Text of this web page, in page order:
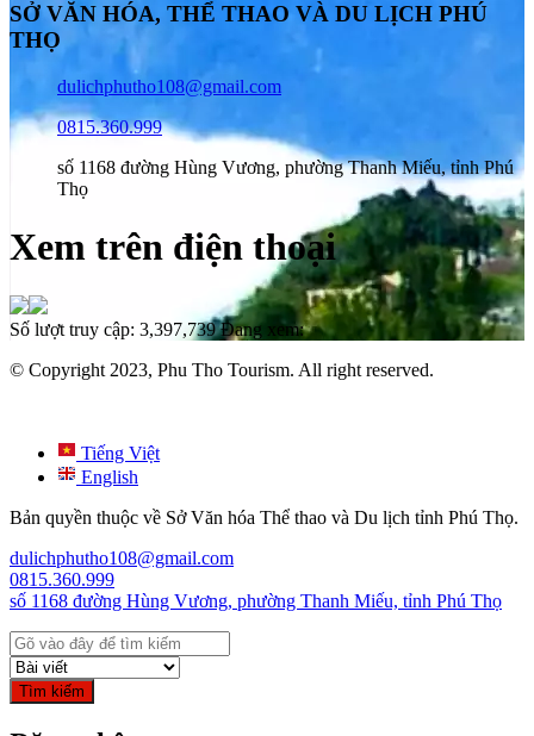
SỞ VĂN HÓA, THỂ THAO VÀ DU LỊCH PHÚ
THỌ
dulichphutho108@gmail.com
0815.360.999
số 1168 đường Hùng Vương, phường Thanh Miếu, tỉnh Phú
Thọ
Xem trên điện thoại
Số lượt truy cập: 3,397,739Đang xem:
© Copyright 2023, Phu Tho Tourism. All right reserved.
Tiếng Việt
English
Bản quyền thuộc về Sở Văn hóa Thể thao và Du lịch tỉnh Phú Thọ.
dulichphutho108@gmail.com
0815.360.999
số 1168 đường Hùng Vương, phường Thanh Miếu, tỉnh Phú Thọ
Tìm kiếm